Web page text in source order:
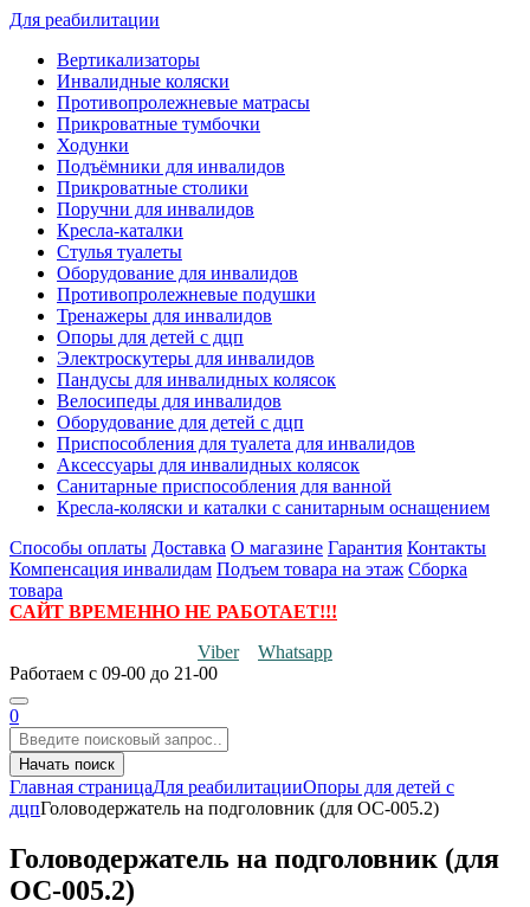
Для реабилитации
Вертикализаторы
Инвалидные коляски
Противопролежневые матрасы
Прикроватные тумбочки
Ходунки
Подъёмники для инвалидов
Прикроватные столики
Поручни для инвалидов
Кресла-каталки
Стулья туалеты
Оборудование для инвалидов
Противопролежневые подушки
Тренажеры для инвалидов
Опоры для детей с дцп
Электроскутеры для инвалидов
Пандусы для инвалидных колясок
Велосипеды для инвалидов
Оборудование для детей с дцп
Приспособления для туалета для инвалидов
Аксессуары для инвалидных колясок
Санитарные приспособления для ванной
Кресла-коляски и каталки с санитарным оснащением
Способы оплаты Доставка О магазине Гарантия Контакты
Компенсация инвалидам Подъем товара на этаж Сборка
товара
САЙТ ВРЕМЕННО НЕ РАБОТАЕТ!!!
Viber
Whatsapp
Работаем с 09-00 до 21-00
0
Начать поиск
Главная страницаДля реабилитацииОпоры для детей с
дцпГоловодержатель на подголовник (для ОС-005.2)
Головодержатель на подголовник (для
ОС-005.2)